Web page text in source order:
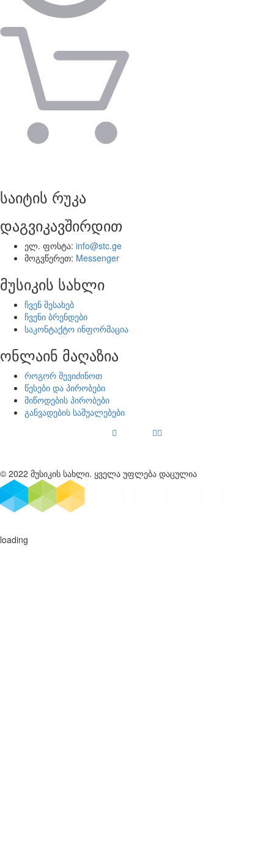
საიტის რუკა
დაგვიკავშირდით
ელ. ფოსტა: info@stc.ge
მოგვწერეთ: Messenger
მუსიკის სახლი
ჩვენ შესახებ
ჩვენი ბრენდები
საკონტაქტო ინფორმაცია
ონლაინ მაღაზია
როგორ შევიძინოთ
წესები და პირობები
მიწოდების პირობები
განვადების საშუალებები
© 2022 მუსიკის სახლი. ყველა უფლება დაცულია
loading